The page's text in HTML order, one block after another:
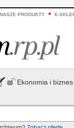
PRODUKTY E-
Ekonomia i biznes